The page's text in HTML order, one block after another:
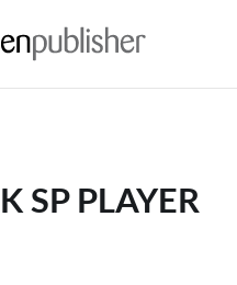
SP PLAYER